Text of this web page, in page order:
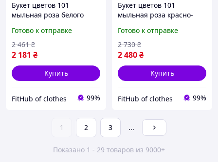
Букет цветов 101
мыльная роза белого
мыла Подарок девушке,
жене на 14 февраля
Красивый букет белых
роз
Готово к отправке
2 181 ₴
2 461 ₴
Купить
FitHub of clothes 99%
Букет цветов 101
мыльная роза красно-
из мыла Подарок
девушке, жене на 14
февраля Красивый букет
роз
Готово к отправке
2 480₴
2 730 ₴
Купить
FitHub of clothes 99%
1 2 3 ...
Показано 1 - 29 товаров из 9000+